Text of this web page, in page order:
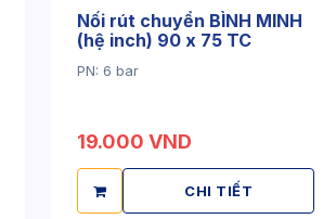
Nối rút chuyển BÌNH MINH
(hệ inch) 90 x 75 TC
PN: 6 bar
19.000 VND
CHI TIẾT